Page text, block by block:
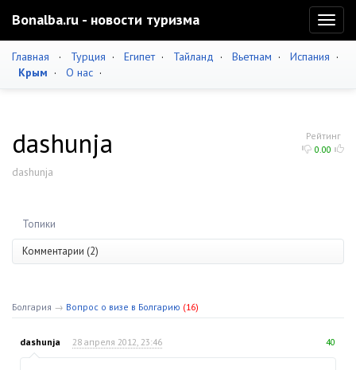
Bonalba.ru - новости туризма
Главная · Турция · Египет· Тайланд · Вьетнам · Испания ·
Крым · О нас ·
Рейтинг
0.00
dashunja
dashunja
Топики
Комментарии (2)
Болгария → Вопрос о визе в Болгарию (16)
dashunja 28 апреля 2012, 23:46 40